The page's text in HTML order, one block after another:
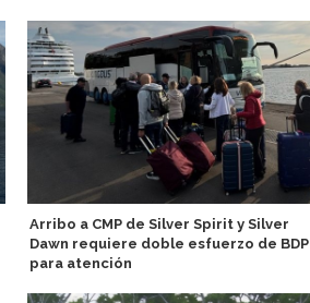
Arribo a CMP de Silver Spirit y Silver
Dawn requiere doble esfuerzo de BDP
para atención